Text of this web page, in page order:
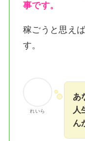
事です。
稼ごうと思え
す。
れいら
あ
人
ん